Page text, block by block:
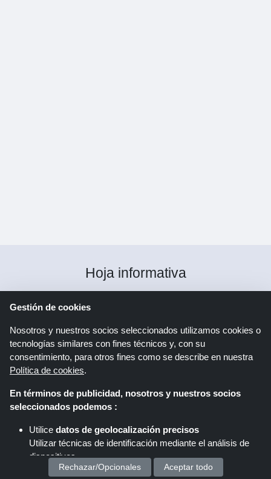
Hoja informativa
Al hacer clic en "Registrarse", se registra para recibir
el boletín informativo de Shoppingspout. Puede
protección de datos.
Síganosen
Gestión de cookies
Nosotros y nuestros socios seleccionados utilizamos cookies o
tecnologías similares con fines técnicos y, con su
consentimiento, para otros fines como se describe en nuestra
Política de cookies.
En términos de publicidad, nosotros y nuestros socios
seleccionados podemos :
Utilice datos de geolocalización precisos
Utilizar técnicas de identificación mediante el análisis de
dispositivos.
Almacenar y/o acceder a información en un dispositivo
Rechazar/Opcionales Aceptar todo